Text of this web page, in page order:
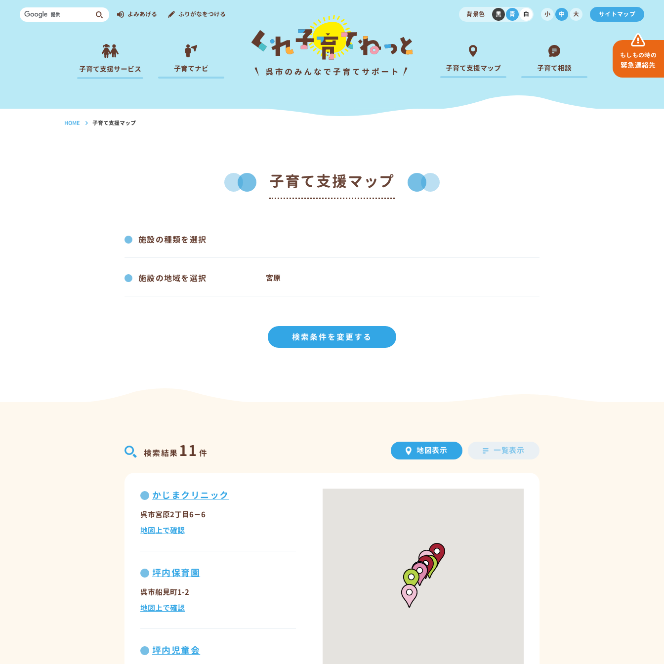
よみあげる ふりがなをつける 背景色 黒 青 白 小 中 大 サイトマップ
子育て支援サービス 子育てナビ 子育て支援マップ 子育て相談
もしもの時の
緊急連絡先
HOME 子育て支援マップ
子育て支援マップ
施設の種類を選択
施設の地域を選択 宮原
検索条件を変更する
検索結果 11 件 地図表示 一覧表示
かじまクリニック
呉市宮原2丁目6－6
地図上で確認
坪内保育園
呉市船見町1-2
地図上で確認
坪内児童会